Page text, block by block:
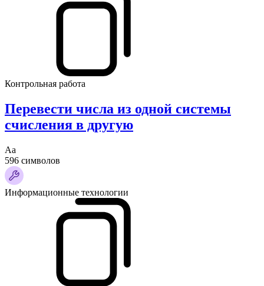
Контрольная работа
Перевести числа из одной системы
счисления в другую
Аа
596 символов
Информационные технологии